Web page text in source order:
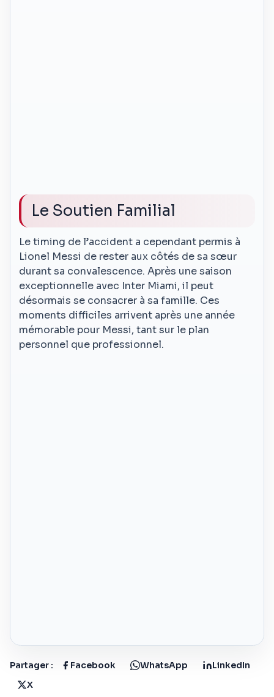
Le Soutien Familial
Le timing de l’accident a cependant permis à
Lionel Messi de rester aux côtés de sa sœur
durant sa convalescence. Après une saison
exceptionnelle avec Inter Miami, il peut
désormais se consacrer à sa famille. Ces
moments difficiles arrivent après une année
mémorable pour Messi, tant sur le plan
personnel que professionnel.
Partager : Facebook WhatsApp
LinkedIn
X